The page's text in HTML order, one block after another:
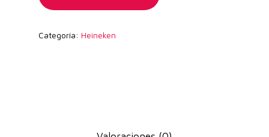
Categoría: Heineken